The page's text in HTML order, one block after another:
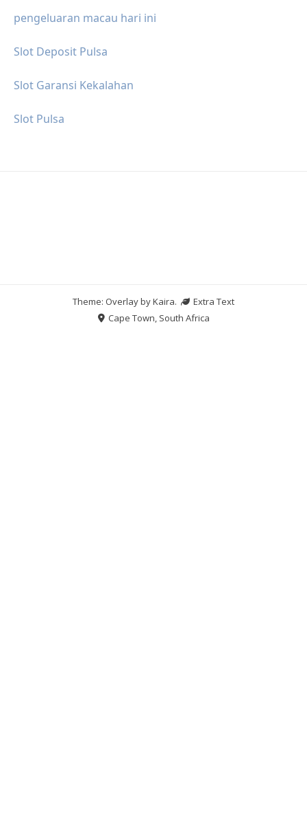
pengeluaran macau hari ini
Slot Deposit Pulsa
Slot Garansi Kekalahan
Slot Pulsa
Theme: Overlay byKaira.
Extra Text
Cape Town, South Africa